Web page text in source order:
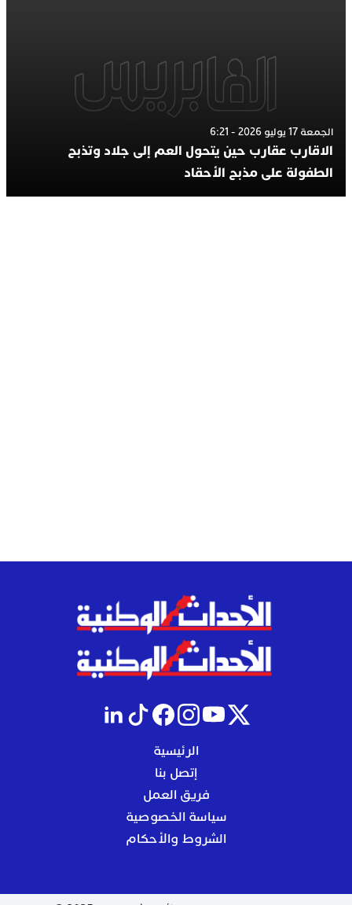
الجمعة 17 يوليو 2026 - 6:21
الاقارب عقارب حين يتحول العم إلى جلاد وتذبح
الطفولة على مذبح الأحقاد
الرئيسية
إتصل بنا
فريق العمل
سياسة الخصوصية
الشروط والأحكام